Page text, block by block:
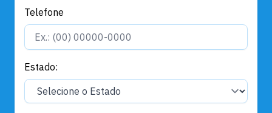
Telefone
Estado: